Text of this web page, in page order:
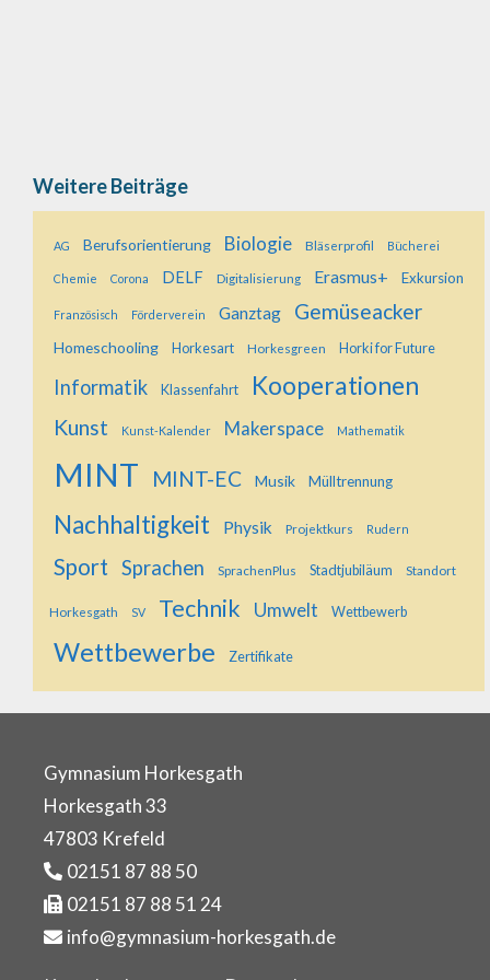
Weitere Beiträge
AG Berufsorientierung Biologie Bläserprofil Bücherei
Chemie Corona DELF Digitalisierung Erasmus+ Exkursion
Französisch Förderverein Ganztag Gemüseacker
Homeschooling Horkesart Horkesgreen Horki for Future
Informatik Klassenfahrt Kooperationen
Kunst Kunst-Kalender Makerspace Mathematik
MINT MINT-EC Musik Mülltrennung
Nachhaltigkeit Physik Projektkurs Rudern
Sport Sprachen SprachenPlus Stadtjubiläum Standort
Horkesgath SV Technik Umwelt Wettbewerb
Wettbewerbe Zertifikate
Gymnasium Horkesgath
Horkesgath 33
47803 Krefeld
02151 87 88 50
02151 87 88 51 24
info@gymnasium-horkesgath.de